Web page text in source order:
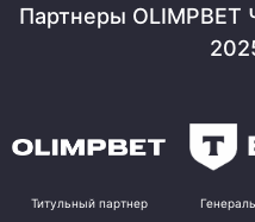
Партнеры
Титульный партнер